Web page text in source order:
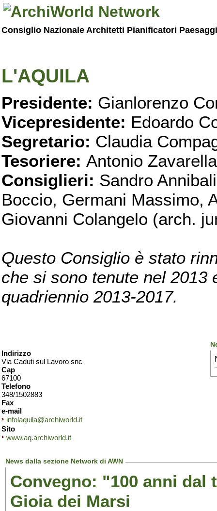
Consiglio Nazionale Architetti Pianificatori
L'AQUILA
Presidente: Gianlorenzo
Vicepresidente: Edoardo
Segretario: Claudia
Tesoriere: Antonio
Consiglieri: Sandro
Boccio, Germani Massimo,
Giovanni Colangelo (arch.
Questo Consiglio è stato
che si sono tenute nel 2013
quadriennio 2013-2017.
Indirizzo
Via Caduti sul Lavoro snc
Cap
67100
Telefono
348/1502883
Fax
e-mail
infolaquila@archiworld.it
Sito
www.aq.archiworld.it
News dalla sezione Network di AWN
Convegno: "100 anni dal
Gioia dei Marsi